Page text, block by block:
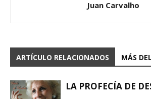
Juan Carvalho
ARTÍCULO RELACIONADOS MÁS
LA PROFECÍA DE